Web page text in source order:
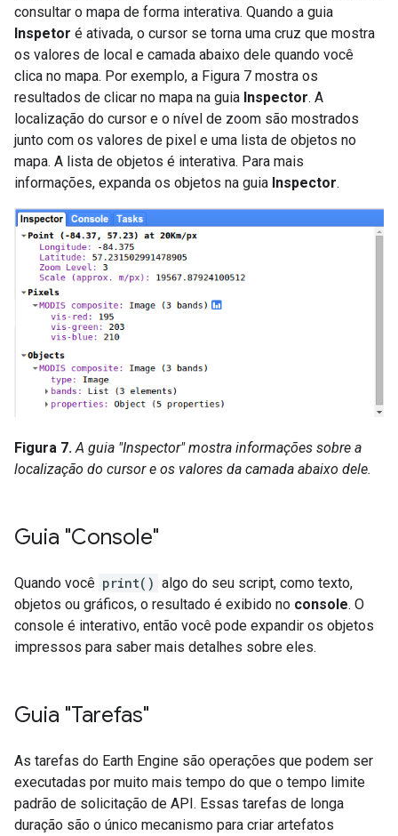
consultar o mapa de forma interativa. Quando a guia
Inspetor é ativada, o cursor se torna uma cruz que mostra
os valores de local e camada abaixo dele quando você
clica no mapa. Por exemplo, a Figura 7 mostra os
resultados de clicar no mapa na guia Inspector. A
localização do cursor e o nível de zoom são mostrados
junto com os valores de pixel e uma lista de objetos no
mapa. A lista de objetos é interativa. Para mais
informações, expanda os objetos na guia Inspector.
Figura 7. A guia "Inspector" mostra informações sobre a
localização do cursor e os valores da camada abaixo dele.
Guia "Console"
Quando você print() algo do seu script, como texto,
objetos ou gráficos, o resultado é exibido no console. O
console é interativo, então você pode expandir os objetos
impressos para saber mais detalhes sobre eles.
Guia "Tarefas"
As tarefas do Earth Engine são operações que podem ser
executadas por muito mais tempo do que o tempo limite
padrão de solicitação de API. Essas tarefas de longa
duração são o único mecanismo para criar artefatos